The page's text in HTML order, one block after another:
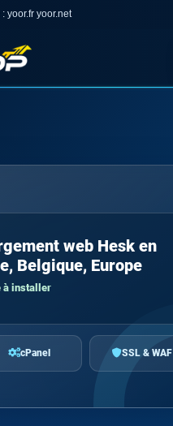
yoor.fr yoor.net
web Hesk en
Belgique, Europe
à installer
cPanel SSL & WAF